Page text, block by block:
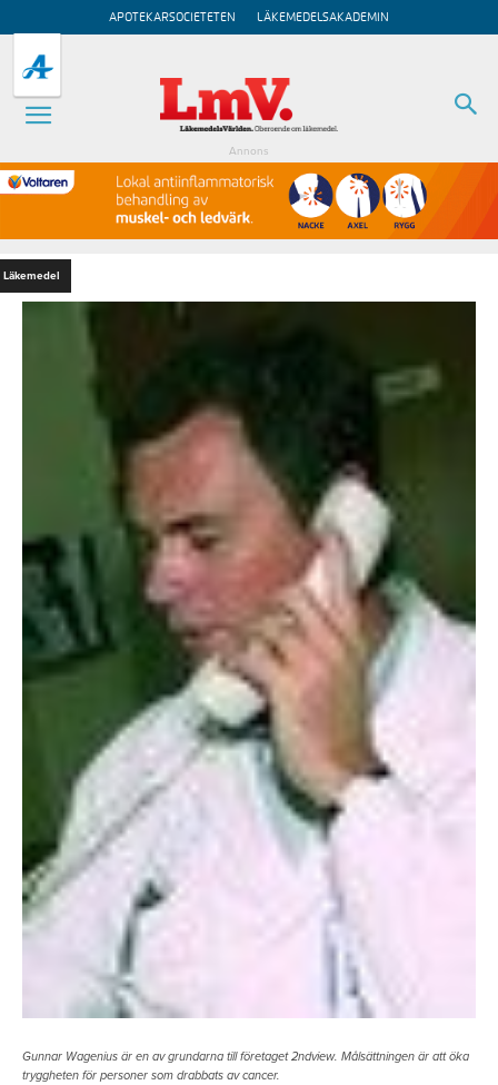
APOTEKARSOCIETETEN LÄKEMEDELSAKADEMIN
Annons
Läkemedel
Gunnar Wagenius är en av grundarna till företaget 2ndview. Målsättningen är att öka
tryggheten för personer som drabbats av cancer.